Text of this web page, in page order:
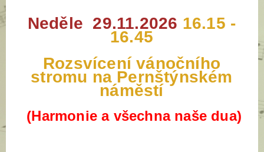
Neděle 29.11.2026 16.15 -
16.45
Rozsvícení vánočního
stromu na Pernštýnském
náměstí
(Harmonie a všechna naše dua)